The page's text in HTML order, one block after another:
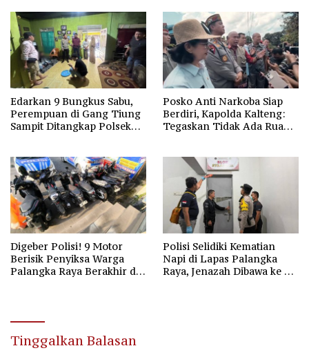
Edarkan 9 Bungkus Sabu,
Perempuan di Gang Tiung
Sampit Ditangkap Polsek
Posko Anti Narkoba Siap
Berdiri, Kapolda Kalteng:
Tegaskan Tidak Ada Ruang
Digeber Polisi! 9 Motor
Berisik Penyiksa Warga
Palangka Raya Berakhir di
Polisi Selidiki Kematian
Napi di Lapas Palangka
Raya, Jenazah Dibawa ke RS
Tinggalkan Balasan